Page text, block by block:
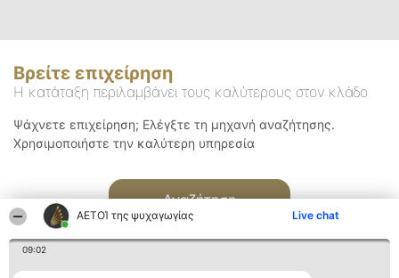
ΑΕΤΟΊ της ψυχαγωγίας Live chat
09:02
Βρείτε επιχείρηση
Η κατάταξη περιλαμβάνει τους καλύτερους στον κλάδο
Ψάχνετε επιχείρηση; Ελέγξτε τη μηχανή αναζήτησης.
Χρησιμοποιήστε την καλύτερη υπηρεσία
Αναζήτηση